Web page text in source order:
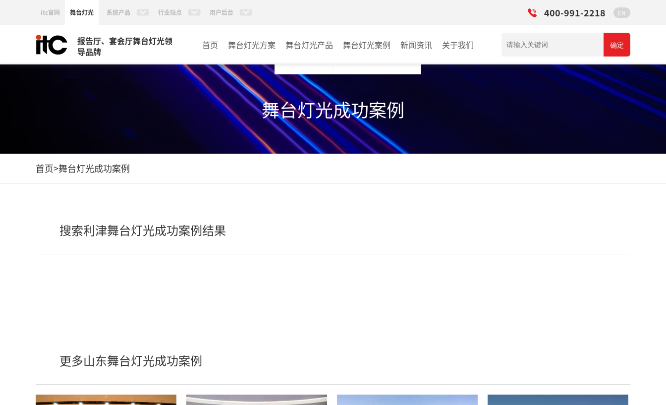
itc官网 舞台灯光 系统产品 行业站点 用户后台 400-991-2218 EN
报告厅、宴会厅舞台灯光领
导品牌
首页 舞台灯光方案 舞台灯光产品
AI智慧声光电视讯管控平
台
特效设备
控台
激光灯
舞台灯光案例
宴会厅
娱乐演出
其它
新闻资讯 关于我们 确定
舞台灯光成功案例
首页>舞台灯光成功案例
搜索利津舞台灯光成功案例结果
更多山东舞台灯光成功案例